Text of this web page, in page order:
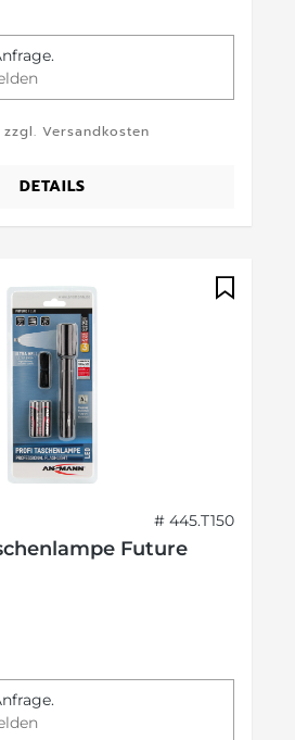
Versandkosten
DETAILS
# 445.T150
Future